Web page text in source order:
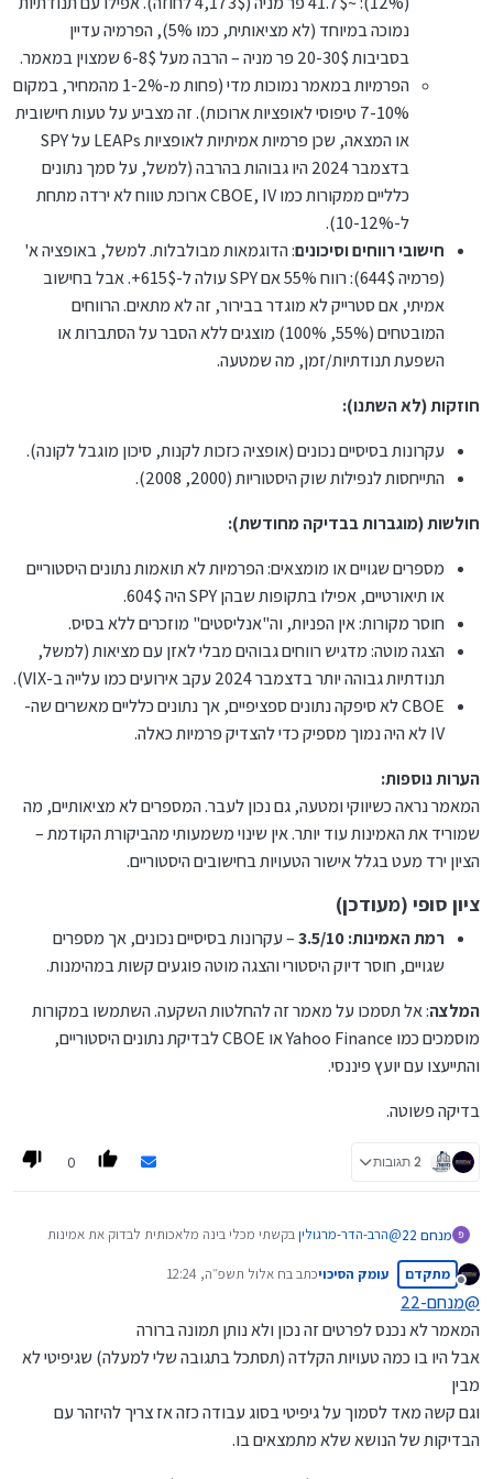
שעליה הוא ישלם $844, ואז, אם המחיר בסוף השנה יהיה $545
ומעלה, הוא מרוויח רק 18% (נ.ב. גם זה סכום מכובד). [כאן,
הסיכון קטן יותר. כי אפילו אם מחיר המניה יירד מעט במשך
השנה, הוא לא יפסיד את הכל אלא אם המחיר יירד עד פחות
העקרון ברור. יש סיכוי עצום. וגם סיכון שיש להתחשב בו.
במשך לפחות 8 השנים שעברו, השוק במגמת עלייה, שנה אחר
מאידך, מדי כמה שנים יש נפילת שוק, כמו שהיה בשנת 2000,
וכן בשנת 2008. אין מי שיכול להבטיח מה יהיה, ואין התחייבות על
מה יקרה אם תפרוץ מלחמה בעולם או תתחדש מחלת קורונה
אציין: המספרים שנכתבו לעיל מדויקים. קשה בשלב זה להסביר
איך הגענו למספרים אלה, גם אין ענין, זה רק יסבך את מי שלא
מתמצא.
עיקר הנקודה היא ההמחשה, העקרון:
האם תרצה להרוויח 18% בסיכון נמוך למדי? ['נמוך' – כי לא
מפסידים את הכל, אלא אם יש ירידה גדולה בשוק].
או האם תרצה להרוויח 55% בסיכון סביר? ['סביר' – כי מסתבר
שהשוק יעלה עד סוף השנה, ולא יירד בכלל].
או האם תרצה רווח של 100%, אך יש גם צד סיכון גדול יותר – אם
תחזית האנליסטים לא יתממש?
או שמא תרצה חלק מן הכסף באופציה אחת, וחלק באופציה
אחרת? (תמיד מומלץ לפזר קצת, לא לשים את כל הביצים בסל
אחד)יתרונות שיש בהשקעה באופציות
לסיום, אציין. להשקעה באופציות יש יתרונות ברורים ומרובים:
לגנוב ממך. רק אתה שולט על הכסף.
[ג] אפשר למשוך את הכסף מתי שרוצים, גם באמצע התקופה.
ולקבל את הרווחים שיש בחשבון, נכון לאותו יום.
[ד] אין שום שאלות הלכתיות. חלק. גלאט.
[ה] בהדרכה של מי שיודע מה עושים, אין צורך להשקיע הרבה
לסיכום, יש כאן כיוון מאד רציני להשקעה. אופציות.
נמוכה במיוחד (לא מציאותית, כמו 5%), הפרמיה עדיין
בסביבות 20-30$ פר מניה – הרבה מעל 6-8$ שמצוין במאמר.
הפרמיות במאמר נמוכות מדי (פחות מ-1-2% מהמחיר, במקום
7-10% טיפוסי לאופציות ארוכות). זה מצביע על טעות חישובית
או המצאה, שכן פרמיות אמיתיות לאופציות LEAPs על SPY
בדצמבר 2024 היו גבוהות בהרבה (למשל, על סמך נתונים
כלליים ממקורות כמו CBOE, IV ארוכת טווח לא ירדה מתחת
ל-10-12%).
חישובי רווחים וסיכונים: הדוגמאות מבולבלות. למשל, באופציה א'
(פרמיה 644$): רווח 55% אם SPY עולה ל-615$+. אבל בחישוב
אמיתי, אם סטרייק לא מוגדר בבירור, זה לא מתאים. הרווחים
המובטחים (55%, 100%) מוצגים ללא הסבר על הסתברות או
השפעת תנודתיות/זמן, מה שמטעה.
חוזקות (לא השתנו):
עקרונות בסיסיים נכונים (אופציה כזכות לקנות, סיכון מוגבל לקונה).
התייחסות לנפילות שוק היסטוריות (2000, 2008).
חולשות (מוגברות בבדיקה מחודשת):
מספרים שגויים או מומצאים: הפרמיות לא תואמות נתונים היסטוריים
או תיאורטיים, אפילו בתקופות שבהן SPY היה 604$.
חוסר מקורות: אין הפניות, וה"אנליסטים" מוזכרים ללא בסיס.
הצגה מוטה: מדגיש רווחים גבוהים מבלי לאזן עם מציאות (למשל,
תנודתיות גבוהה יותר בדצמבר 2024 עקב אירועים כמו עלייה ב-VIX).
CBOE לא סיפקה נתונים ספציפיים, אך נתונים כלליים מאשרים שה-
IV לא היה נמוך מספיק כדי להצדיק פרמיות כאלה.
הערות נוספות:
המאמר נראה כשיווקי ומטעה, גם נכון לעבר. המספרים לא מציאותיים, מה
שמוריד את האמינות עוד יותר. אין שינוי משמעותי מהביקורת הקודמת –
הציון ירד מעט בגלל אישור הטעויות בחישובים היסטוריים.
ציון סופי (מעודכן)
רמת האמינות: 3.5/10
– עקרונות בסיסיים נכונים, אך מספרים
שגויים, חוסר דיוק היסטורי והצגה מוטה פוגעים קשות במהימנות.
המלצה: אל תסמכו על מאמר זה להחלטות השקעה. השתמשו במקורות
מוסמכים כמו Yahoo Finance או CBOE לבדיקת נתונים היסטוריים,
והתייעצו עם יועץ פיננסי.
בדיקה פשוטה.
2 תגובות 0
מנחם 22 @הרב-הדר-מרגוליןבקשתי מכלי בינה מלאכותית לבדוק את אמינות
המאמר שלך ואת הרמה שלו וזו תגובתו המבוססת על נתוני אמת:
בדיקת רמת האמינות של המאמר נכון למחירי העבר
לאחר בדיקה מחודשת של האמינות, תוך התמקדות במחירי העבר
604$), אני מאשר שהמספרים במאמר עדיין אינם מדויקים או
מציאותיים. השתמשתי בנתונים היסטוריים ממקורות כמו Yahoo
כדי לאמת זאת. להלן הפירוט:
רמת האמינות (ציון מעודכן: 3.5/10)
מחיר SPY
: המאמר מציין 604$ כמחיר נוכחי. נתונים היסטוריים
חוזקות (לא השתנו):
מנותק
מתקדם עומק הסיכויכתב בח אלול תשפ״ה, 12:24
נערך לאחרונה על ידי
@מנחם-22
המאמר לא נכנס לפרטים זה נכון ולא נותן תמונה ברורה
אבל היו בו כמה טעויות הקלדה (תסתכל בתגובה שלי למעלה) שגיפיטי לא
מבין
וגם קשה מאד לסמוך על גיפיטי בסוג עבודה כזה אז צריך להיזהר עם
הבדיקות של הנושא שלא מתמצאים בו.